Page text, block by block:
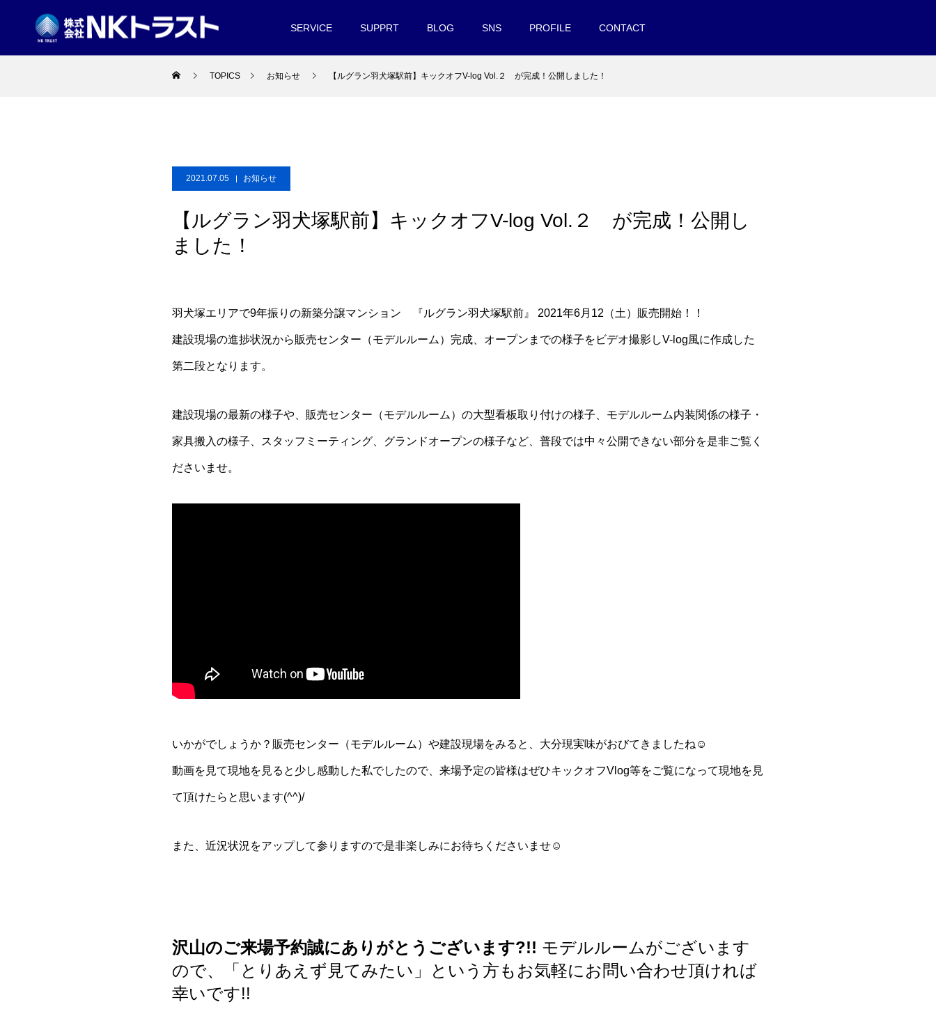
SERVICE SUPPRT BLOG SNS PROFILE CONTACT
TOPICS お知らせ 【ルグラン羽犬塚駅前】キックオフV-log Vol.２ が完成！公開しました！
2021.07.05 お知らせ
【ルグラン羽犬塚駅前】キックオフV-log Vol.２ が完成！公開し
ました！
羽犬塚エリアで9年振りの新築分譲マンション 『ルグラン羽犬塚駅前』 2021年6月12（土）販売開始！！
建設現場の進捗状況から販売センター（モデルルーム）完成、オープンまでの様子をビデオ撮影しV-log風に作成した
第二段となります。
建設現場の最新の様子や、販売センター（モデルルーム）の大型看板取り付けの様子、モデルルーム内装関係の様子・
家具搬入の様子、スタッフミーティング、グランドオープンの様子など、普段では中々公開できない部分を是非ご覧く
ださいませ。
いかがでしょうか？販売センター（モデルルーム）や建設現場をみると、大分現実味がおびてきましたね☺
動画を見て現地を見ると少し感動した私でしたので、来場予定の皆様はぜひキックオフVlog等をご覧になって現地を見
て頂けたらと思います(^^)/
また、近況状況をアップして参りますので是非楽しみにお待ちくださいませ☺
沢山のご来場予約誠にありがとうございます?!! モデルルームがございます
ので、「とりあえず見てみたい」という方もお気軽にお問い合わせ頂ければ
幸いです!!